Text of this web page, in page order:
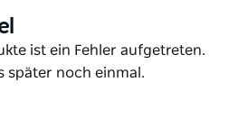
im Herzen der unteren
rauen 136.000 Acre großen
ist ein Fehler aufgetreten.
später noch einmal.